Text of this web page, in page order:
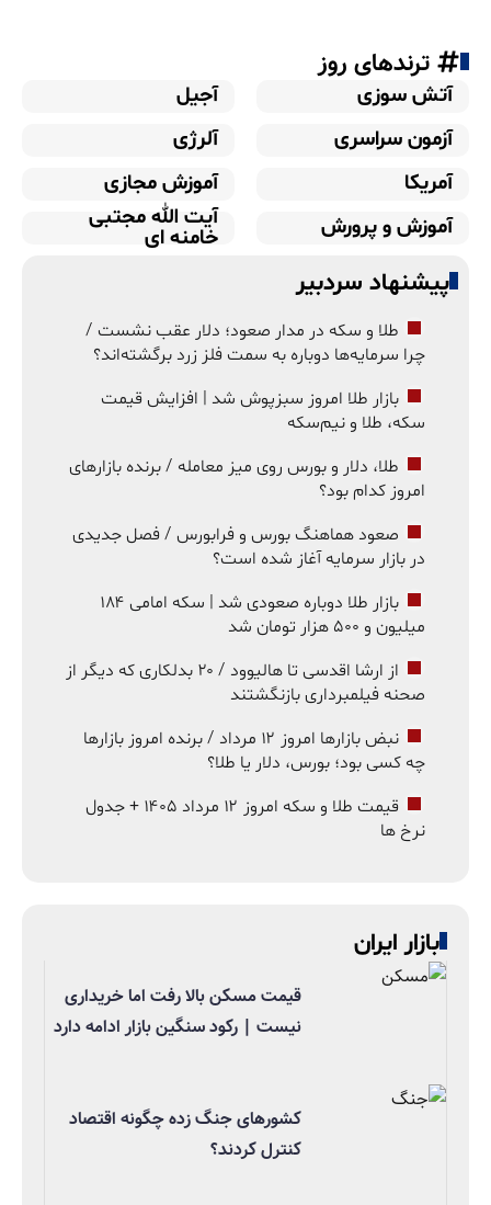
ترندهای روز
آتش سوزی
آجیل
آزمون سراسری
آلرژی
آمریکا
آموزش مجازی
آموزش و پرورش
آیت الله مجتبی
خامنه ای
پیشنهاد سردبیر
طلا و سکه در مدار صعود؛ دلار عقب نشست /
چرا سرمایه‌ها دوباره به سمت فلز زرد برگشته‌اند؟
بازار طلا امروز سبزپوش شد | افزایش قیمت
سکه، طلا و نیم‌سکه
طلا، دلار و بورس روی میز معامله / برنده بازارهای
امروز کدام بود؟
صعود هماهنگ بورس و فرابورس / فصل جدیدی
در بازار سرمایه آغاز شده است؟
بازار طلا دوباره صعودی شد | سکه امامی ۱۸۴
میلیون و ۵۰۰ هزار تومان شد
از ارشا اقدسی تا هالیوود / ۲۰ بدلکاری که دیگر از
صحنه فیلمبرداری بازنگشتند
نبض بازارها امروز ۱۲ مرداد / برنده امروز بازارها
چه کسی بود؛ بورس، دلار یا طلا؟
قیمت طلا و سکه امروز ۱۲ مرداد ۱۴۰۵ + جدول
نرخ ها
بازار ایران
قیمت مسکن بالا رفت اما خریداری
نیست | رکود سنگین بازار ادامه دارد
کشورهای جنگ زده چگونه اقتصاد
کنترل کردند؟